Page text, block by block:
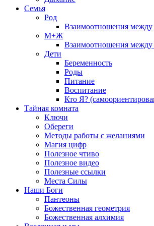
Семья
Род
Взаимоотношения между
М+Ж
Взаимоотношения
Дети
Беременность
Роды
Питание
Воспитание
Кто Я?
Тайная комната
Ключи
Обереги
Методы работы с желаниями
Магия цифр
Полезное чтиво
Полезное видео
Полезные ссылки
Места Силы
Наши Боги
Пантеоны
Божественная геометрия
Божественная алхимия